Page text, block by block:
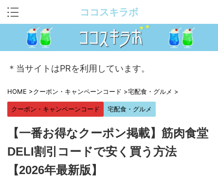
ココスキラボ
＊当サイトはPRを利用しています。
HOME >クーポン・キャンペーンコード >宅配食・グルメ >
クーポン・キャンペーンコード 宅配食・グルメ
【一番お得なクーポン掲載】筋肉食堂
DELI割引コードで安く買う方法
【2026年最新版】